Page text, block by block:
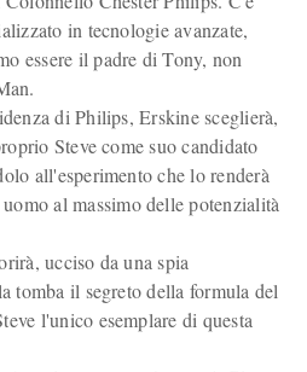
in tecnologie avanzate,
essere il padre di Tony, non
di Philips, Erskine sceglierà,
Steve come suo candidato
all'esperimento che lo renderà
al massimo delle potenzialità
ucciso da una spia
tomba il segreto della formula del
l'unico esemplare di questa